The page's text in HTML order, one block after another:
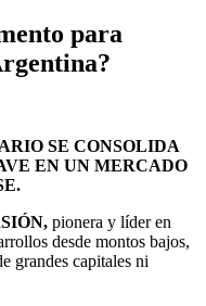
para
SE CONSOLIDA
EN UN MERCADO
pionera y líder en
desde montos bajos,
grandes capitales ni